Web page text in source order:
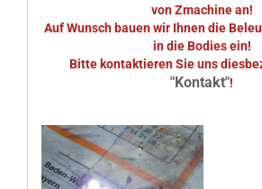
von Zmachine an!
Auf Wunsch bauen wir Ihnen die
in die Bodies ein!
Bitte kontaktieren Sie uns
"Kontakt"!